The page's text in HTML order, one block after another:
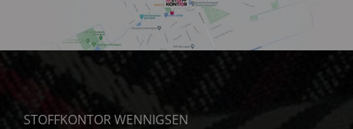
STOFFKONTOR WENNIGSEN